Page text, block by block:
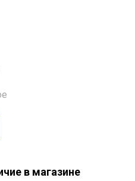
в магазине